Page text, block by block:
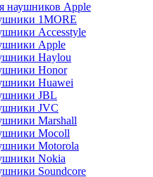
наушников Apple
1MORE
Accesstyle
Apple
Haylou
Honor
Huawei
JBL
JVC
Marshall
Mocoll
Motorola
Nokia
Soundcore